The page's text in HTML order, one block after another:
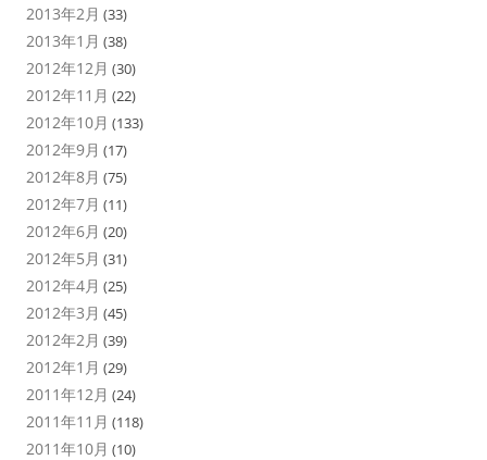
2013年2月 (33)
2013年1月 (38)
2012年12月 (30)
2012年11月 (22)
2012年10月 (133)
2012年9月 (17)
2012年8月 (75)
2012年7月 (11)
2012年6月 (20)
2012年5月 (31)
2012年4月 (25)
2012年3月 (45)
2012年2月 (39)
2012年1月 (29)
2011年12月 (24)
2011年11月 (118)
2011年10月 (10)